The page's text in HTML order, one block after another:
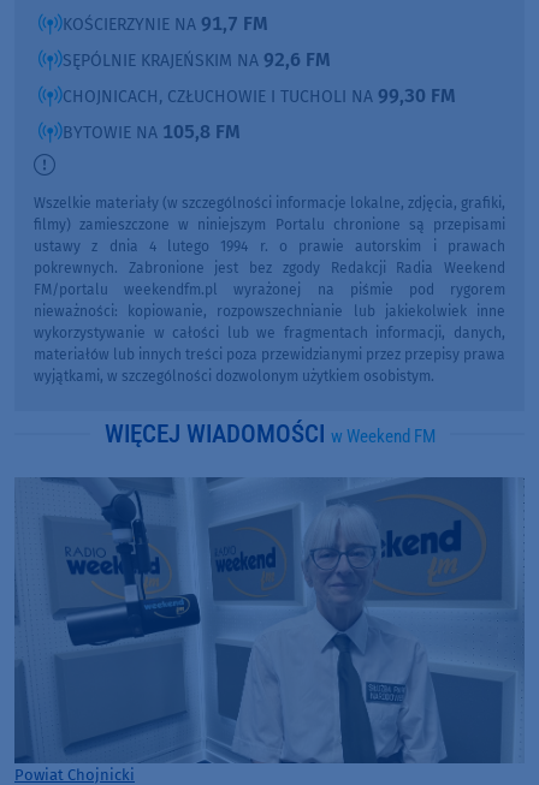
KOŚCIERZYNIE NA 91,7 FM
SĘPÓLNIE KRAJEŃSKIM NA 92,6 FM
CHOJNICACH, CZŁUCHOWIE I TUCHOLI NA 99,30 FM
BYTOWIE NA 105,8 FM
Wszelkie materiały (w szczególności informacje lokalne, zdjęcia, grafiki,
filmy) zamieszczone w niniejszym Portalu chronione są przepisami
ustawy z dnia 4 lutego 1994 r. o prawie autorskim i prawach
pokrewnych. Zabronione jest bez zgody Redakcji Radia Weekend
FM/portalu weekendfm.pl wyrażonej na piśmie pod rygorem
nieważności: kopiowanie, rozpowszechnianie lub jakiekolwiek inne
wykorzystywanie w całości lub we fragmentach informacji, danych,
materiałów lub innych treści poza przewidzianymi przez przepisy prawa
wyjątkami, w szczególności dozwolonym użytkiem osobistym.
WIĘCEJ WIADOMOŚCI w Weekend FM
Powiat Chojnicki